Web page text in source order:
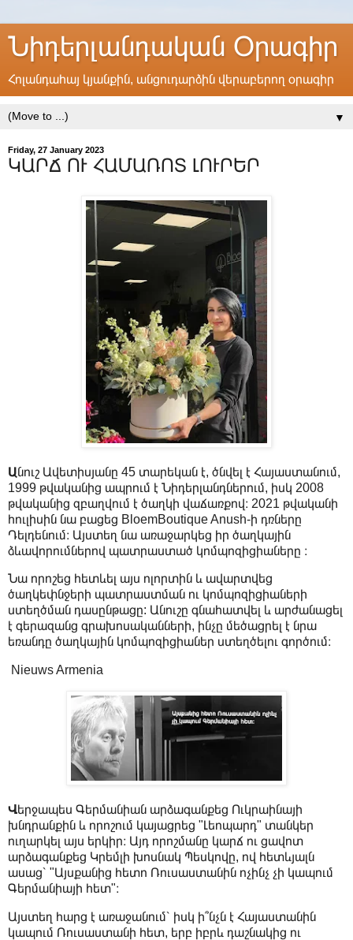
Նիդերլանդական Օրագիր
Հոլանդահայ կյանքին, անցուդարձին վերաբերող օրագիր
▼
Friday, 27 January 2023
ԿԱՐՃ ՈՒ ՀԱՄԱՌՈՏ ԼՈՒՐԵՐ
Անուշ Ավետիսյանը 45 տարեկան է, ծնվել է Հայաստանում,
1999 թվականից ապրում է Նիդերլանդներում, իսկ 2008
թվականից զբաղվում է ծաղկի վաճառքով։ 2021 թվականի
հուլիսին նա բացեց BloemBoutique Anush-ի դռները
Դելդենում։ Այստեղ նա առաջարկեց իր ծաղկային
ձևավորումներով պատրաստած կոմպոզիցիաները ։
Նա որոշեց հետևել այս ոլորտին և ավարտվեց
ծաղկեփնջերի պատրաստման ու կոմպոզիցիաների
ստեղծման դասընթացը: Անուշը գնահատվել և արժանացել
է գերազանց գրախոսականների, ինչը մեծացրել է նրա
եռանդը ծաղկային կոմպոզիցիաներ ստեղծելու գործում։
Nieuws Armenia
Վերջապես Գերմանիան արձագանքեց Ուկրաինայի
խնդրանքին և որոշում կայացրեց "Լեոպարդ" տանկեր
ուղարկել այս երկիր։ Այդ որոշմանը կարճ ու ցավոտ
արձագանքեց Կրեմլի խոսնակ Պեսկովը, ով հետևյալն
ասաց՝ "Այսքանից հետո Ռուսաստանին ոչինչ չի կապում
Գերմանիայի հետ"։
Այստեղ հարց է առաջանում՝ իսկ ի՞նչն է Հայաստանին
կապում Ռուսաստանի հետ, երբ իբրև դաշնակից ու